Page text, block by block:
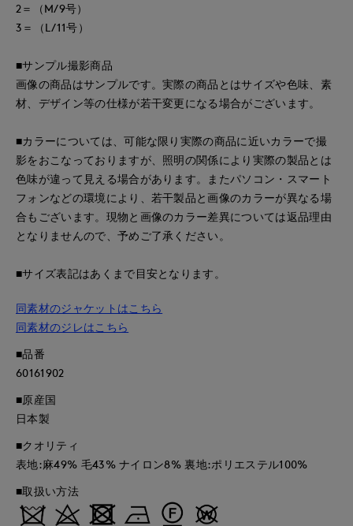
2＝（M/9号）
3＝（L/11号）
■サンプル撮影商品
画像の商品はサンプルです。実際の商品とはサイズや色味、素
材、デザイン等の仕様が若干変更になる場合がございます。
■カラーについては、可能な限り実際の商品に近いカラーで撮
影をおこなっておりますが、照明の関係により実際の製品とは
色味が違って見える場合があります。またパソコン・スマート
フォンなどの環境により、若干製品と画像のカラーが異なる場
合もございます。現物と画像のカラー差異については返品理由
となりませんので、予めご了承ください。
■サイズ表記はあくまで目安となります。
同素材のジャケットはこちら
同素材のジレはこちら
■品番
60161902
■原産国
日本製
■クオリティ
表地:麻49% 毛43% ナイロン8% 裏地:ポリエステル100%
■取扱い方法